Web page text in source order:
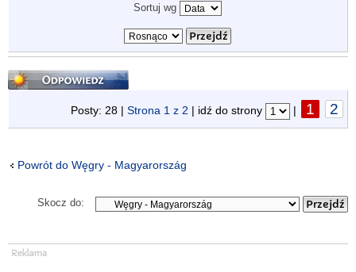
Sortuj wg
Odpowiedz
Posty: 28 | Strona 1 z 2 | idź do strony | 1 2
Powrót do Węgry - Magyarország
Skocz do: